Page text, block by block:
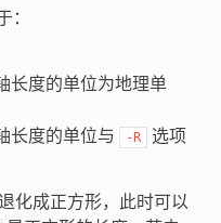
：
长度的单位为地理单
长度的单位与
-R
选项
化成正方形，此时可以